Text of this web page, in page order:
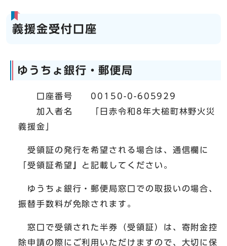
義援金受付口座
ゆうちょ銀行・郵便局
口座番号 00150-0-605929
加入者名 「日赤令和8年大槌町林野火災
義援金」
受領証の発行を希望される場合は、通信欄に
「受領証希望
と記載してください。
ゆうちょ銀行・郵便局窓口での取扱いの場合、
振替手数料が免除されます。
窓口で受領された半券（受領証）は、寄附金控
除申請の際にご利用いただけますので、大切に保